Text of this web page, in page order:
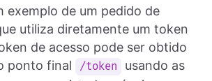
exemplo de um pedido de
utiliza diretamente um token
de acesso pode ser obtido
ponto final
/token
usando as